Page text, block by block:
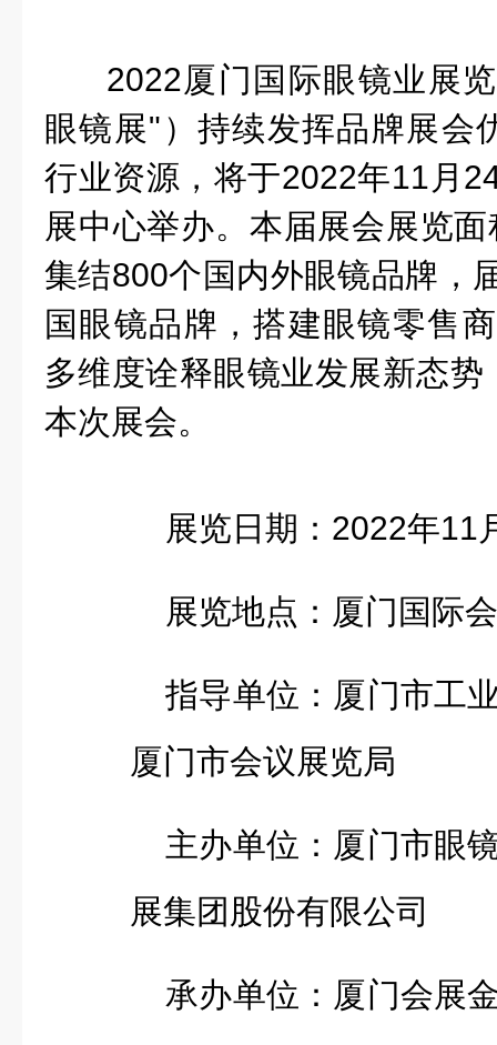
2022厦门国际眼镜业展
眼镜展"）持续发挥品牌展会
行业资源，将于2022年11月
展中心举办。本届展会展览
集结800个国内外眼镜品牌，
国眼镜品牌，搭建眼镜零售
多维度诠释眼镜业发展新态势
本次展会。
展览日期：2022年11
展览地点：厦门国际
指导单位：厦门市工
厦门市会议展览局
主办单位：厦门市眼
展集团股份有限公司
承办单位：厦门会展